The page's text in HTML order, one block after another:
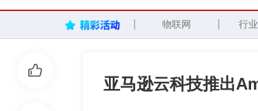
物联网 行
亚马逊云科技推出